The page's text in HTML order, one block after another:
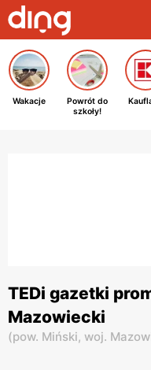
Wakacje
Powrót do
szkoły!
TEDi gazetki
Mazowiecki
(pow. Miński, woj.